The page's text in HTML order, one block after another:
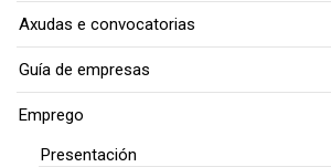
Axudas e convocatorias
Guía de empresas
Emprego
Presentación